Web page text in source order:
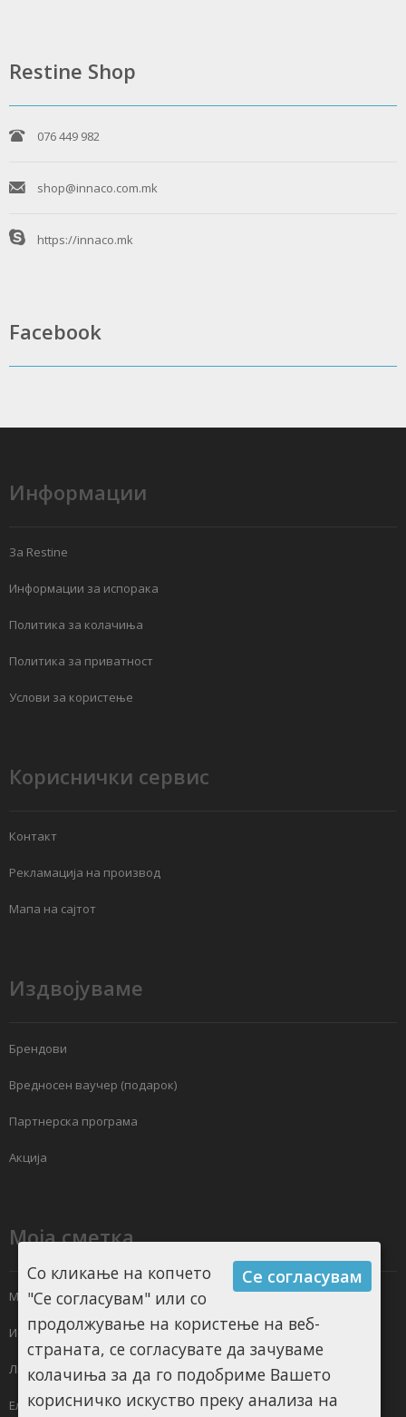
Restine Shop
076 449 982
shop@innaco.com.mk
https://innaco.mk
Facebook
Информации
За Restine
Информации за испорака
Политика за колачиња
Политика за приватност
Услови за користење
Кориснички сервис
Контакт
Рекламација на производ
Мапа на сајтот
Издвојуваме
Брендови
Вредносен ваучер (подарок)
Партнерска програма
Акција
Моја сметка
Моја сметка
Историја на нарачки
Листа на желби
Електронски билтен
Се согласувам
Со кликање на копчето
"Се согласувам" или со
продолжување на користење на веб-
страната, се согласувате да зачуваме
колачиња за да го подобриме Вашето
корисничко искуство преку анализа на